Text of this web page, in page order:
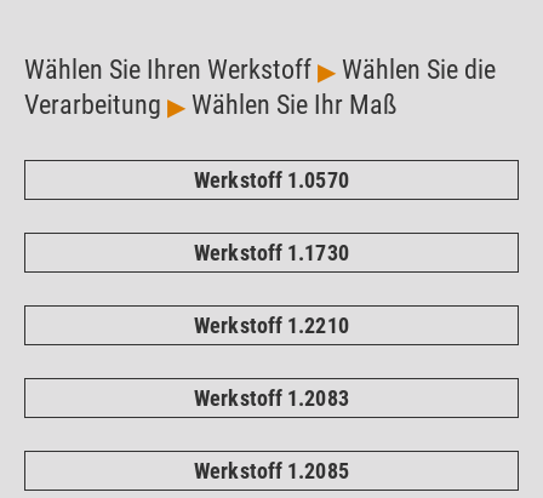
Wählen Sie Ihren Werkstoff ▶ Wählen Sie die
Verarbeitung ▶ Wählen Sie Ihr Maß
Werkstoff 1.0570
Werkstoff 1.1730
Werkstoff 1.2210
Werkstoff 1.2083
Werkstoff 1.2085